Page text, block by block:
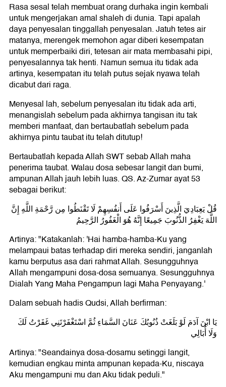
Rasa sesal telah membuat orang durhaka ingin kembali
untuk mengerjakan amal shaleh di dunia. Tapi apalah
daya penyesalan tinggallah penyesalan. Jatuh tetes air
matanya, merengek memohon agar diberi kesempatan
untuk memperbaiki diri, tetesan air mata membasahi pipi,
penyesalannya tak henti. Namun semua itu tidak ada
artinya, kesempatan itu telah putus sejak nyawa telah
dicabut dari raga.
Menyesal lah, sebelum penyesalan itu tidak ada arti,
menangislah sebelum pada akhirnya tangisan itu tak
memberi manfaat, dan bertaubatlah sebelum pada
akhirnya pintu taubat itu telah ditutup!
Bertaubatlah kepada Allah SWT sebab Allah maha
penerima taubat. Walau dosa sebesar langit dan bumi,
ampunan Allah jauh lebih luas. QS. Az-Zumar ayat 53
sebagai berikut:
قُلْ يَعِبَادِيَ الَّذِينَ أَسْرَفُوا عَلَى أَنفُسِهِمْ لَا تَقْنَطُوا مِن رَّحْمَةِ اللَّهِ إِنَّ
اللَّهَ يَغْفِرُ الذُّنُوبَ جَمِيعًا إِنَّهُ هُوَ الْغَفُورُ الرَّحِيمُ
Artinya: "Katakanlah: 'Hai hamba-hamba-Ku yang
melampaui batas terhadap diri mereka sendiri, janganlah
kamu berputus asa dari rahmat Allah. Sesungguhnya
Allah mengampuni dosa-dosa semuanya. Sesungguhnya
Dialah Yang Maha Pengampun lagi Maha Penyayang.'
Dalam sebuah hadis Qudsi, Allah berfirman:
يَا ابْنَ آدَمَ لَوْ بَلَغَتْ ذُنُوبُكَ عَنَانَ السَّمَاءِ ثُمَّ اسْتَغْفَرْتَنِي غَفَرْتُ لَكَ
وَلَا أُبَالِي
Artinya: "Seandainya dosa-dosamu setinggi langit,
kemudian engkau minta ampunan kepada-Ku, niscaya
Aku mengampuni mu dan Aku tidak peduli."